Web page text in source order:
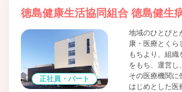
徳島健康生活協同組合 徳島健生
正社員・パート
地域のひとびと
康・医療とくら
もちより、組織
をもち、運営し
その医療機関に
はじめとした医